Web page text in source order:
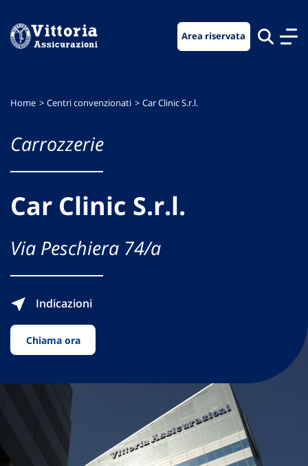
menu
contenuto
footer
Area riservata
Home Centri convenzionati Car Clinic S.r.l.
Carrozzerie
Car Clinic S.r.l.
Via Peschiera 74/a
Indicazioni
Chiama ora